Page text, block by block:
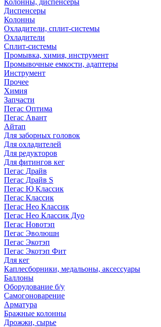
Колонны, диспенсеры
Диспенсеры
Колонны
Охладители, сплит-системы
Охладители
Сплит-системы
Промывка, химия, инструмент
Промывочные емкости, адаптеры
Инструмент
Прочее
Химия
Запчасти
Пегас Оптима
Пегас Авант
Айтап
Для заборных головок
Для охладителей
Для редукторов
Для фитингов кег
Пегас Драйв
Пегас Драйв S
Пегас Ю Классик
Пегас Классик
Пегас Нео Классик
Пегас Нео Классик Дуо
Пегас Новотэп
Пегас Эволюшн
Пегас Экотэп
Пегас Экотэп Фит
Для кег
Каплесборники, медальоны, аксессуары
Баллоны
Оборудование б/у
Самогоноварение
Арматура
Бражные колонны
Дрожжи, сырье